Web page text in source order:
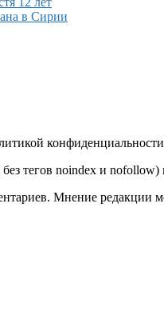
в Сирии
тегов noindex и nofollow)
Мнение